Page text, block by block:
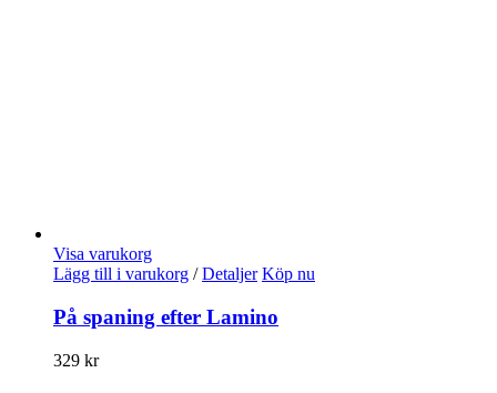
Visa varukorg
Lägg till i varukorg / Detaljer Köp nu
På spaning efter Lamino
329 kr